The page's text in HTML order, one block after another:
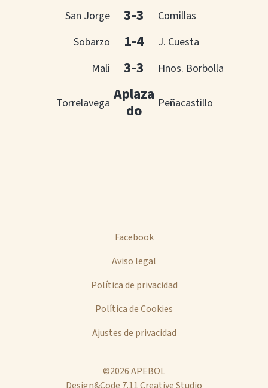
San Jorge Comillas
3-3
Sobarzo J. Cuesta
1-4
Mali Hnos. Borbolla
3-3
Torrelavega Peñacastillo
Aplaza
do
Facebook
Aviso legal
Política de privacidad
Política de Cookies
Ajustes de privacidad
©2026 APEBOL